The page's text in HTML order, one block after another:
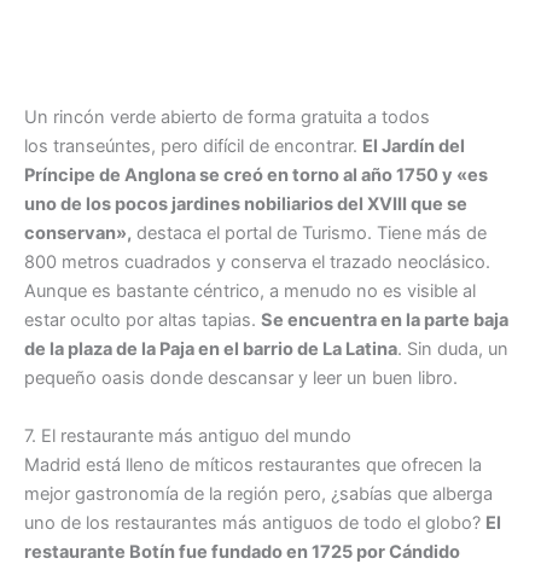
Un rincón verde abierto de forma gratuita a todos
los transeúntes, pero difícil de encontrar. El Jardín del
Príncipe de Anglona se creó en torno al año 1750 y «es
uno de los pocos jardines nobiliarios del XVIII que se
conservan», destaca el portal de Turismo. Tiene más de
800 metros cuadrados y conserva el trazado neoclásico.
Aunque es bastante céntrico, a menudo no es visible al
estar oculto por altas tapias. Se encuentra en la parte baja
de la plaza de la Paja en el barrio de La Latina. Sin duda, un
pequeño oasis donde descansar y leer un buen libro.
7. El restaurante más antiguo del mundo
Madrid está lleno de míticos restaurantes que ofrecen la
mejor gastronomía de la región pero, ¿sabías que alberga
uno de los restaurantes más antiguos de todo el globo? El
restaurante Botín fue fundado en 1725 por Cándido